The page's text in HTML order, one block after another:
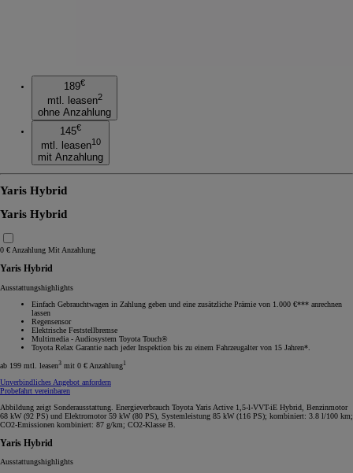
189€
mtl. leasen2
ohne Anzahlung
145€
mtl. leasen10
mit Anzahlung
Yaris Hybrid
Yaris Hybrid
0 € Anzahlung Mit Anzahlung
Yaris Hybrid
Ausstattungshighlights
Einfach Gebrauchtwagen in Zahlung geben und eine zusätzliche Prämie von 1.000 €*** anrechnen
lassen
Regensensor
Elektrische Feststellbremse
Multimedia - Audiosystem Toyota Touch®
Toyota Relax Garantie nach jeder Inspektion bis zu einem Fahrzeugalter von 15 Jahren*.
ab 199 mtl. leasen3 mit 0 € Anzahlung1
Unverbindliches Angebot anfordern
Probefahrt vereinbaren
Abbildung zeigt Sonderausstattung. Energieverbrauch Toyota Yaris Active 1,5-l-VVT-iE Hybrid, Benzinmotor
68 kW (92 PS) und Elektromotor 59 kW (80 PS), Systemleistung 85 kW (116 PS); kombiniert: 3.8 l/100 km;
CO2-Emissionen kombiniert: 87 g/km; CO2-Klasse B.
Yaris Hybrid
Ausstattungshighlights